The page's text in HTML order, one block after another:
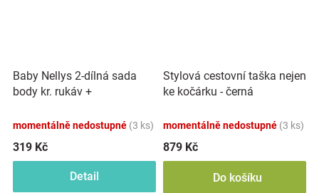
Baby Nellys 2-dílná sada
body kr. rukáv +
Little Star
momentálně nedostupné (3 ks)
319 Kč
Detail
Stylová cestovní taška nejen
ke kočárku - černá
momentálně nedostupné (3 ks)
879 Kč
Do košíku